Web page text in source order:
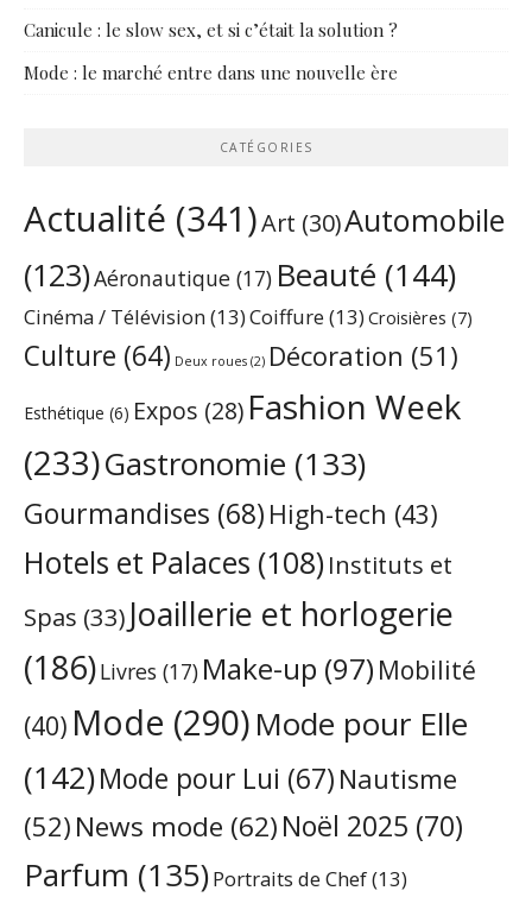
Canicule : le slow sex, et si c’était la solution ?
Mode : le marché entre dans une nouvelle ère
CATÉGORIES
Actualité (341)Art (30)Automobile
(123)Aéronautique (17) Beauté (144)
Cinéma / Télévision(13)Coiffure(13) Croisières (7)
Culture (64) Deux roues (2) Décoration (51)
Esthétique (6) Expos (28) Fashion Week
(233)Gastronomie (133)
Gourmandises (68) High-tech (43)
Hotels et Palaces (108) Instituts et
Spas (33) Joaillerie et horlogerie
(186)Livres (17) Make-up (97) Mobilité
(40) Mode (290)Mode pour Elle
(142)Mode pour Lui (67) Nautisme
(52) News mode (62)Noël 2025 (70)
Parfum (135)Portraits de Chef(13)